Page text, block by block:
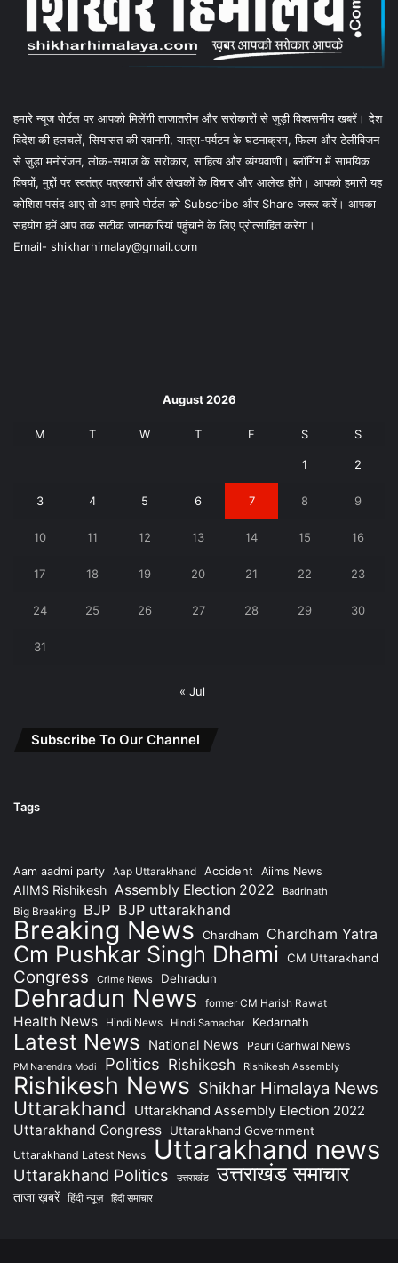
हमारे न्यूज पोर्टल पर आपको मिलेंगी ताजातरीन और सरोकारों से जुड़ी विश्वसनीय खबरें। देश
विदेश की हलचलें, सियासत की रवानगी, यात्रा-पर्यटन के घटनाक्रम, फिल्म और टेलीविजन
से जुड़ा मनोरंजन, लोक-समाज के सरोकार, साहित्य और व्यंग्यवाणी। ब्लॉगिंग में सामयिक
विषयों, मुद्दों पर स्वतंत्र पत्रकारों और लेखकों के विचार और आलेख होंगे। आपको हमारी यह
कोशिश पसंद आए तो आप हमारे पोर्टल को Subscribe और Share जरूर करें। आपका
सहयोग हमें आप तक सटीक जानकारियां पहुंचाने के लिए प्रोत्साहित करेगा।
Email- shikharhimalay@gmail.com
August 2026
M T W T F S S
1 2
3 4 5 6 7 8 9
10 11 12 13 14 15 16
17 18 19 20 21 22 23
24 25 26 27 28 29 30
31
« Jul
Subscribe To Our Channel
Tags
Aam aadmi party Aap Uttarakhand Accident Aiims News
AIIMS Rishikesh Assembly Election 2022 Badrinath
Big Breaking BJP BJP uttarakhand
Breaking News Chardham Chardham Yatra
Cm Pushkar Singh Dhami CM Uttarakhand
Congress Crime News Dehradun
Dehradun News former CM Harish Rawat
Health News Hindi News Hindi Samachar Kedarnath
Latest News National News Pauri Garhwal News
PM Narendra Modi Politics Rishikesh Rishikesh Assembly
Rishikesh News Shikhar Himalaya News
Uttarakhand Uttarakhand Assembly Election 2022
Uttarakhand Congress
Uttarakhand Government
Uttarakhand Latest News Uttarakhand news
Uttarakhand Politics उत्तराखंड उत्तराखंड समाचार
ताजा ख़बरें हिंदी न्यूज़ हिंदी समाचार